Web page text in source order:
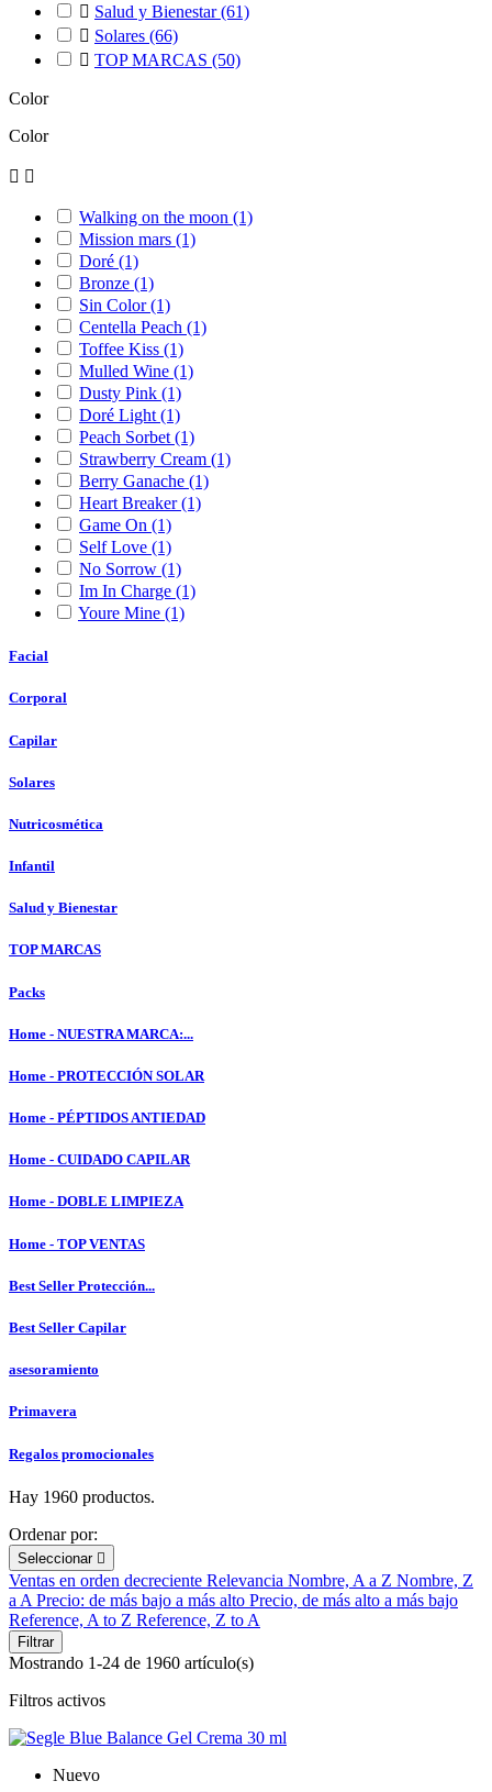
 Salud y Bienestar(61)
 Solares (66)
 TOP MARCAS (50)
Color
Color
 
Walking on the moon (1)
Mission mars (1)
Doré (1)
Bronze (1)
Sin Color(1)
Centella Peach (1)
Toffee Kiss (1)
Mulled Wine (1)
Dusty Pink (1)
Doré Light (1)
Peach Sorbet (1)
Strawberry Cream (1)
Berry Ganache (1)
Heart Breaker(1)
Game On (1)
Self Love (1)
No Sorrow (1)
Im In Charge (1)
Youre Mine (1)
Facial
Corporal
Capilar
Solares
Nutricosmética
Infantil
Salud y Bienestar
TOP MARCAS
Packs
Home - NUESTRA MARCA:...
Home - PROTECCIÓN SOLAR
Home - PÉPTIDOS ANTIEDAD
Home - CUIDADO CAPILAR
Home - DOBLE LIMPIEZA
Home - TOP VENTAS
Best Seller Protección...
Best Seller Capilar
asesoramiento
Primavera
Regalos promocionales
Hay 1960 productos.
Ordenar por:
Seleccionar 
Ventas en orden decreciente Relevancia Nombre, A a Z Nombre, Z
a A Precio: de más bajo a más alto Precio, de más alto a más bajo
Reference, A to Z Reference, Z to A
Filtrar
Mostrando 1-24 de 1960 artículo(s)
Filtros activos
Nuevo